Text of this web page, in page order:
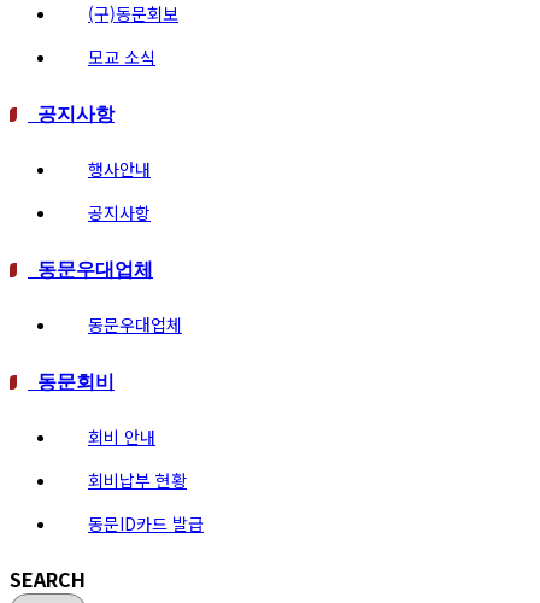
(구)동문회보
모교 소식
공지사항
행사안내
공지사항
동문우대업체
동문우대업체
동문회비
회비 안내
회비납부 현황
동문ID카드 발급
SEARCH